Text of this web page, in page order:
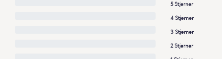
5 Stjerner
4 Stjerner
3 Stjerner
2 Stjerner